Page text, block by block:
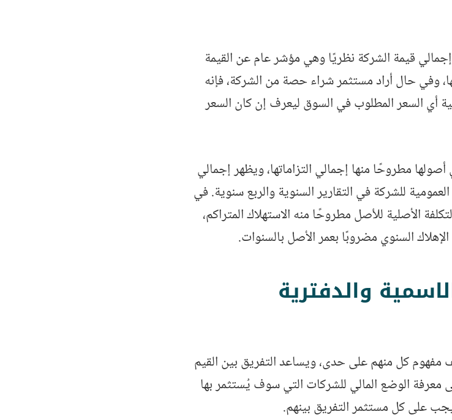
قيمة الشركة نظريًا وهي مؤشر عام عن القيمة
وفي حال أراد مستثمر شراء حصة من الشركة، فإنه
أي السعر المطلوب في السوق ليعرف إن كان السعر
مطروحًا منها إجمالي التزاماتها، ويظهر إجمالي
للشركة في التقارير السنوية والربع سنوية. في
الأصلية للأصل مطروحًا منه الاستهلاك المتراكم،
السنوي مضروبًا بعمر الأصل بالسنوات.
والدفترية
كل منهم على حدى، ويساعد التفريق بين القيم
معرفة الوضع المالي للشركات التي سوف يُستثمر بها
على كل مستثمر التفريق بينهم.